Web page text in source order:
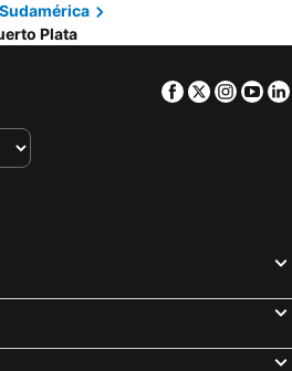
Hoteles en Asunción
Hoteles en Curicó
Hoteles en Jamaica
Plata
Facebook
Twitter